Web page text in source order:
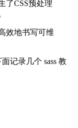
了CSS预处理
效地书写可维
记录几个 sass 教